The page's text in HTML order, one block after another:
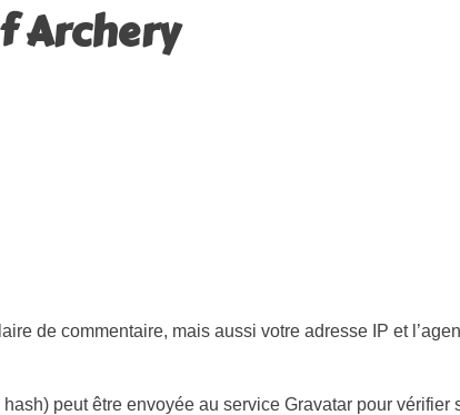
Archery
de commentaire, mais aussi votre adresse IP et
peut être envoyée au service Gravatar pour